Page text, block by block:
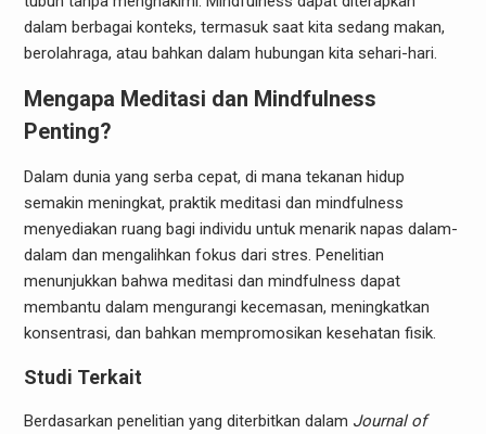
dalam berbagai konteks, termasuk saat kita sedang makan,
berolahraga, atau bahkan dalam hubungan kita sehari-hari.
Mengapa Meditasi dan Mindfulness
Penting?
Dalam dunia yang serba cepat, di mana tekanan hidup
semakin meningkat, praktik meditasi dan mindfulness
menyediakan ruang bagi individu untuk menarik napas dalam-
dalam dan mengalihkan fokus dari stres. Penelitian
menunjukkan bahwa meditasi dan mindfulness dapat
membantu dalam mengurangi kecemasan, meningkatkan
konsentrasi, dan bahkan mempromosikan kesehatan fisik.
Studi Terkait
Berdasarkan penelitian yang diterbitkan dalam Journal of